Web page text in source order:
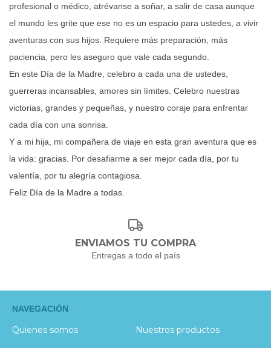
profesional o médico, atrévanse a soñar, a salir de casa aunque
el mundo les grite que ese no es un espacio para ustedes, a vivir
aventuras con sus hijos. Requiere más preparación, más
paciencia, pero les aseguro que vale cada segundo.
En este Día de la Madre, celebro a cada una de ustedes,
guerreras incansables, amores sin límites. Celebro nuestras
victorias, grandes y pequeñas, y nuestro coraje para enfrentar
cada día con una sonrisa.
Y a mi hija, mi compañera de viaje en esta gran aventura que es
la vida: gracias. Por desafiarme a ser mejor cada día, por tu
valentía, por tu alegría contagiosa.
Feliz Día de la Madre a todas.
ENVIAMOS TU COMPRA
Entregas a todo el país
NAVEGACIÓN
Quienes somos Nuestros productos